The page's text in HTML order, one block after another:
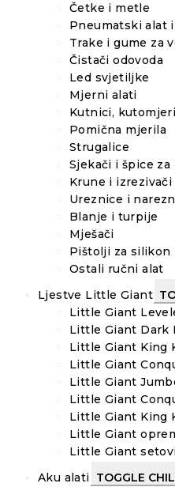
Četke i metle
Pneumatski alat
Trake i gume za
Čistači odovoda
Led svjetiljke
Mjerni alati
Kutnici,
Pomična mjerila
Strugalice
Sjekači i špice za
Krune i izrezivači
Ureznice i
Blanje i turpije
Mješači
Pištolji za silikon
Ostali ručni alat
Ljestve Little Giant
Little Giant
Little Giant Dark
Little Giant King
Little Giant
Little Giant
Little Giant
Little Giant King
Little Giant
Little Giant
Aku alati TOGGLE